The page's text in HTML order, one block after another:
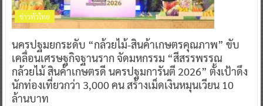
ข่าวทั่วไทย
นครปฐมยกระดับ “กล้วยไม้-สินค้าเกษตรคุณภาพ” ขับ
เคลื่อนเศรษฐกิจฐานราก จัดมหกรรม “สีสรรพรรณ
กล้วยไม้ สินค้าเกษตรดี นครปฐมการันตี 2026” ตั้งเป้าดึง
นักท่องเที่ยวกว่า 3,000 คน สร้างเม็ดเงินหมุนเวียน 10
ล้านบาท